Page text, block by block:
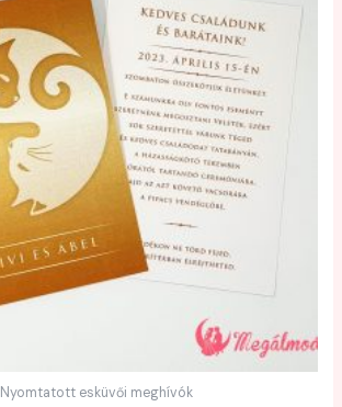
Nyomtatott esküvői meghívók